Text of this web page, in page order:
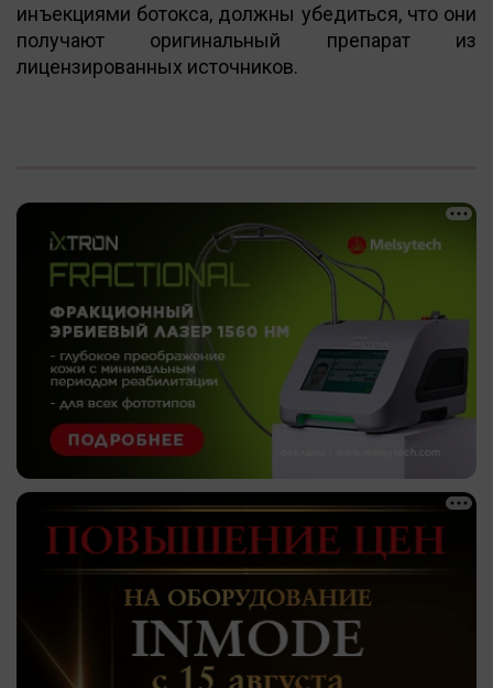
инъекциями ботокса, должны убедиться, что они
получают оригинальный препарат из
лицензированных источников.